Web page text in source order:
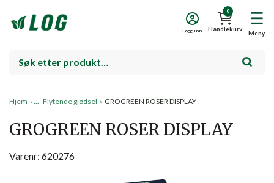
Meny
0
Handlekurv
Logg inn
Hjem › Flytende gjødsel › GROGREEN ROSER DISPLAY
GROGREEN ROSER DISPLAY
Varenr: 620276